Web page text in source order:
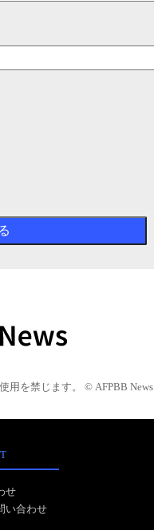
用を禁じます。 © AFPBB News
せ
い合わせ